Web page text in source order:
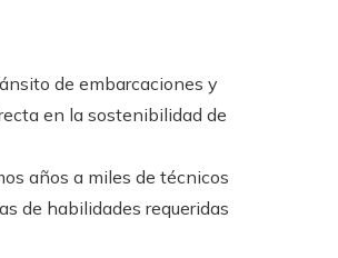
de embarcaciones y
en la sostenibilidad de
años a miles de técnicos
de habilidades requeridas